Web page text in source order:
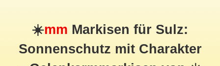
☀️mm Markisen für Sulz:
Sonnenschutz mit Charakter